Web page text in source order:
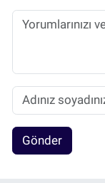
Gönder